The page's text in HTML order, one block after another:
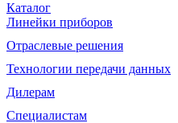
Каталог
Линейки приборов
Отраслевые решения
Технологии передачи данных
Дилерам
Специалистам